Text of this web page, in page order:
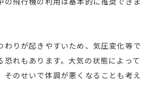
わりが起きやすいため、気圧変化等で
恐れもあります。大気の状態によって
そのせいで体調が悪くなることも考え